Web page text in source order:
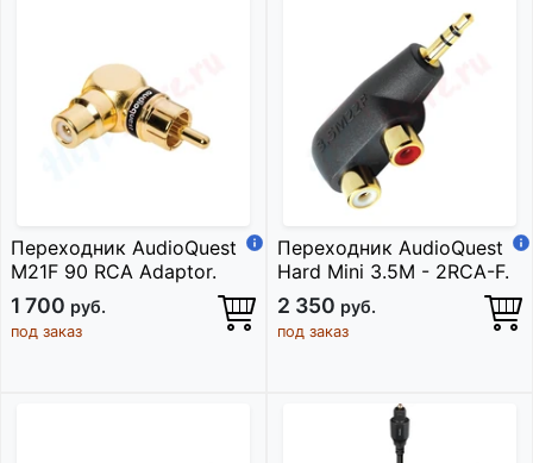
Переходник AudioQuest
M21F 90 RCA Adaptor.
1 700 руб.
под заказ
Переходник AudioQuest
Hard Mini 3.5M - 2RCA-F.
2 350 руб.
под заказ